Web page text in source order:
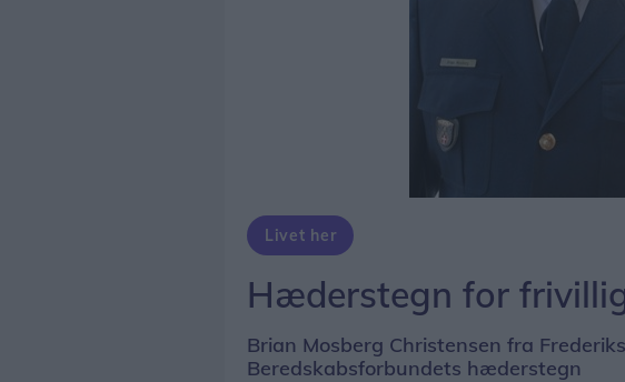
Livet her
Hæderstegn for
Brian Mosberg Christensen fra
Beredskabsforbundets hæderstegn